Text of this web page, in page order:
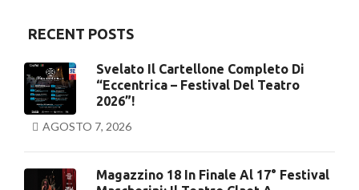
RECENT POSTS
Svelato Il Cartellone Completo Di
“Eccentrica – Festival Del Teatro
2026”!
AGOSTO 7, 2026
Magazzino 18 In Finale Al 17° Festival